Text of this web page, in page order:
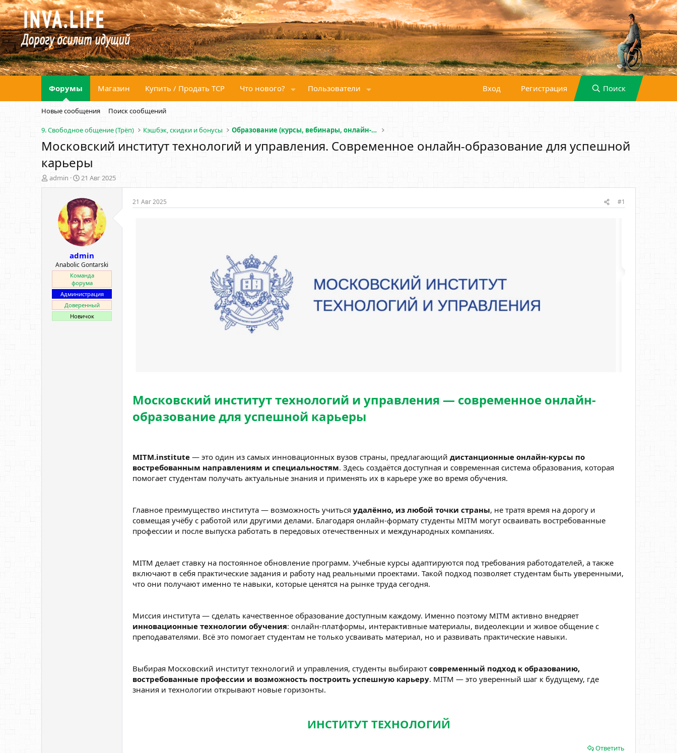
Форумы Магазин Купить / Продать ТСР Что нового? Пользователи Вход Регистрация Поиск
Новые сообщения Поиск сообщений
9. Свободное общение (Трёп) Кэшбэк, скидки и бонусы Образование (курсы, вебинары, онлайн-школы)
Московский институт технологий и управления. Современное онлайн-образование для успешной
карьеры
А
в
admin
Д
а
а
н
а
ч
а
а
21 Авг 2025
admin
Anabolic Gontarski
Команда
форума
Администрация
Доверенный
Новичок
21 Авг 2025 #1
Московский институт технологий и управления — современное онлайн-
образование для успешной карьеры
MITM.institute — это один из самых инновационных вузов страны, предлагающий дистанционные онлайн-курсы по
востребованным направлениям и специальностям. Здесь создаётся доступная и современная система образования, которая
помогает студентам получать актуальные знания и применять их в карьере уже во время обучения.
Главное преимущество института — возможность учиться удалённо, из любой точки страны, не тратя время на дорогу и
совмещая учёбу с работой или другими делами. Благодаря онлайн-формату студенты MITM могут осваивать востребованные
профессии и после выпуска работать в передовых отечественных и международных компаниях.
MITM делает ставку на постоянное обновление программ. Учебные курсы адаптируются под требования работодателей, а также
включают в себя практические задания и работу над реальными проектами. Такой подход позволяет студентам быть уверенными,
что они получают именно те навыки, которые ценятся на рынке труда сегодня.
Миссия института — сделать качественное образование доступным каждому. Именно поэтому MITM активно внедряет
инновационные технологии обучения: онлайн-платформы, интерактивные материалы, видеолекции и живое общение с
преподавателями. Всё это помогает студентам не только усваивать материал, но и развивать практические навыки.
Выбирая Московский институт технологий и управления, студенты выбирают современный подход к образованию,
востребованные профессии и возможность построить успешную карьеру. MITM — это уверенный шаг к будущему, где
знания и технологии открывают новые горизонты.
ИНСТИТУТ ТЕХНОЛОГИЙ
Ответить